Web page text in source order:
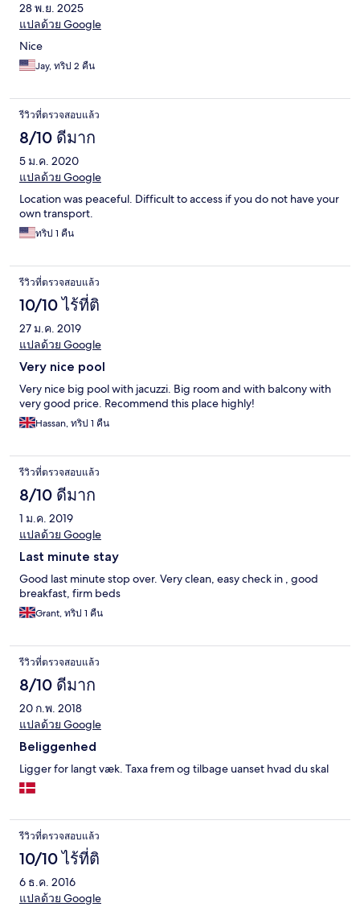
28 พ.ย. 2025
แปลด้วย Google
Nice
Jay, ทริป 2 คืน
รีวิวที่ตรวจสอบแล้ว
8/10 ดีมาก
5 ม.ค. 2020
แปลด้วย Google
Location was peaceful. Difficult to access if you do not have your
own transport.
ทริป 1 คืน
รีวิวที่ตรวจสอบแล้ว
10/10 ไร้ที่ติ
27 ม.ค. 2019
แปลด้วย Google
Very nice pool
Very nice big pool with jacuzzi. Big room and with balcony with
very good price. Recommend this place highly!
Hassan, ทริป 1 คืน
รีวิวที่ตรวจสอบแล้ว
8/10 ดีมาก
1 ม.ค. 2019
แปลด้วย Google
Last minute stay
Good last minute stop over. Very clean, easy check in , good
breakfast, firm beds
Grant, ทริป 1 คืน
รีวิวที่ตรวจสอบแล้ว
8/10 ดีมาก
20 ก.พ. 2018
แปลด้วย Google
Beliggenhed
Ligger for langt væk. Taxa frem og tilbage uanset hvad du skal
รีวิวที่ตรวจสอบแล้ว
10/10 ไร้ที่ติ
6 ธ.ค. 2016
แปลด้วย Google